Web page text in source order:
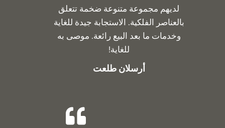
لديهم مجموعة متنوعة ضخمة تتعلق
بالعناصر الفلكية. الاستجابة جيدة للغاية
وخدمات ما بعد البيع رائعة. موصى به
للغاية!
أرسلان طلعت